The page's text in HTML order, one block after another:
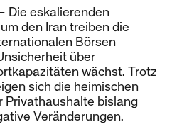
Die eskalierenden
den Iran treiben die
Börsen
über
wächst. Trotz
sich die heimischen
bislang
Veränderungen.